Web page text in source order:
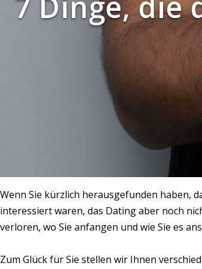
Wenn Sie kürzlich herausgefunden haben,
interessiert waren, das Dating aber noch
verloren, wo Sie anfangen und wie Sie es
Zum Glück für Sie stellen wir Ihnen